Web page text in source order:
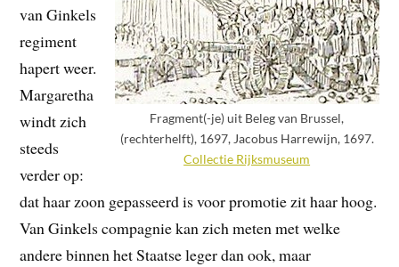
Fragment(-je) uit Beleg van Brussel,
(rechterhelft), 1697, Jacobus Harrewijn, 1697.
Collectie Rijksmuseum
van Ginkels
regiment
hapert weer.
Margaretha
windt zich
steeds
verder op:
dat haar zoon gepasseerd is voor promotie zit haar hoog.
Van Ginkels compagnie kan zich meten met welke
andere binnen het Staatse leger dan ook, maar